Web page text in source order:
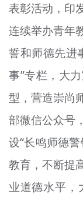
表彰活动，印
连续举办青年
誓和师德先进
事”专栏，大
型，营造崇尚
部微信公众号
设“长鸣师德
教育，不断提
业道德水平，